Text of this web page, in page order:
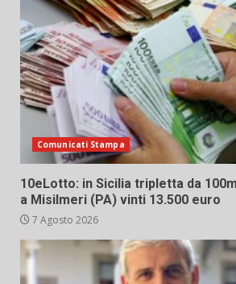
Comunicati Stampa
10eLotto: in Sicilia tripletta da
a Misilmeri (PA) vinti 13.500 euro
7 Agosto 2026